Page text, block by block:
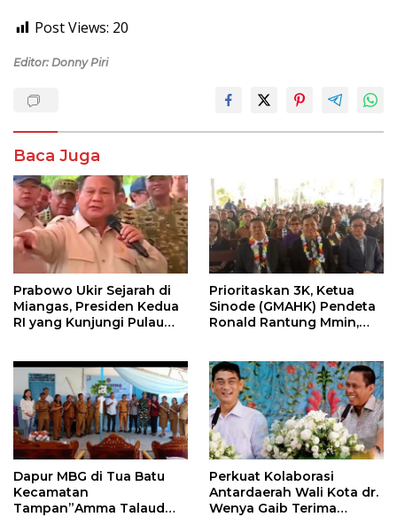
Post Views: 20
Editor: Donny Piri
Baca Juga
Prabowo Ukir Sejarah di
Miangas, Presiden Kedua
RI yang Kunjungi Pulau
Prioritaskan 3K, Ketua
Sinode (GMAHK) Pendeta
Ronald Rantung Mmin,
di Daerah Misi Nusa Utara
Dapur MBG di Tua Batu
Kecamatan
Tampan”Amma Talaud
Perkuat Kolaborasi
Antardaerah Wali Kota dr.
Wenya Gaib Terima